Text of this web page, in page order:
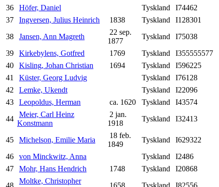
36
Höfer, Daniel Tyskland
I74462
37
Ingversen, Julius Heinrich 1838 Tyskland
I128301
38
Jansen, Ann Magreth
22 sep.
1877
Tyskland
I75038
39
Kirkebylens, Gotfred 1769 Tyskland
I355555577
40
Kisling, Johan Christian 1694 Tyskland
I596225
41
Küster, Georg Ludvig Tyskland
I76128
42
Lemke, Ukendt Tyskland
I22096
43
Leopoldus, Herman ca. 1620 Tyskland
I43574
44
Meier, Carl Heinz
Konstmann
2 jan.
1918
Tyskland I32413
45 Michelson, Emilie Maria
18 feb.
1849
Tyskland
I629322
46
von Minckwitz, Anna Tyskland
I2486
47
Mohr, Hans Hendrich 1748 Tyskland
I20868
48
Moltke, Christopher
1658 Tyskland I82556